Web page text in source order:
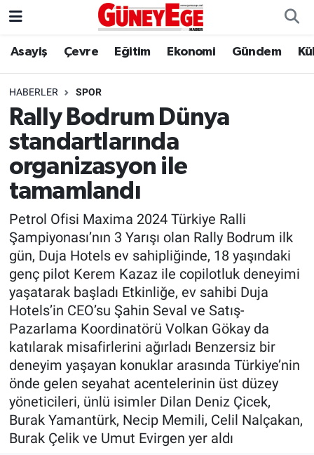
Asayiş Çevre Eğitim Ekonomi Gündem
HABERLER SPOR
Rally Bodrum Dünya
standartlarında
organizasyon ile
tamamlandı
Petrol Ofisi Maxima 2024 Türkiye Ralli
Şampiyonası’nın 3 Yarışı olan Rally Bodrum ilk
gün, Duja Hotels ev sahipliğinde, 18 yaşındaki
genç pilot Kerem Kazaz ile copilotluk deneyimi
yaşatarak başladı Etkinliğe, ev sahibi Duja
Hotels’in CEO’su Şahin Seval ve Satış-
Pazarlama Koordinatörü Volkan Gökay da
katılarak misafirlerini ağırladı Benzersiz bir
deneyim yaşayan konuklar arasında Türkiye’nin
önde gelen seyahat acentelerinin üst düzey
yöneticileri, ünlü isimler Dilan Deniz Çicek,
Burak Yamantürk, Necip Memili, Celil Nalçakan,
Burak Çelik ve Umut Evirgen yer aldı
Asayiş
Çevre
Eğitim
Ekonomi
Gündem
Kültür Sanat
Magazin
Politika
Sağlık
Spor
Yaşam
Tarım
İstanbul Hava Durumu
İstanbul Trafik Yoğunluk Haritası
Süper Lig Puan Durumu ve Fikstür
Tüm Manşetler
Son Dakika Haberleri
Haber Arşivi